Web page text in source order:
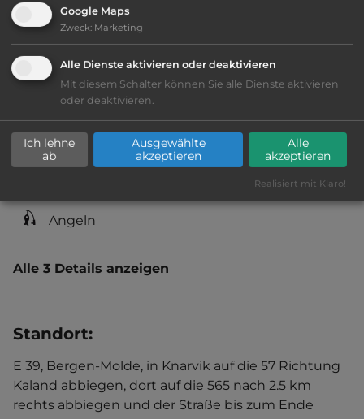
Öffnungszeiten:
Ausstattung:
Lage: sehr schön
Angeln
Alle 3 Details anzeigen
Standort:
E 39, Bergen-Molde, in Knarvik auf die 57 Richtung
Kaland abbiegen, dort auf die 565 nach 2.5 km
rechts abbiegen und der Straße bis zum Ende
Google Maps
Zweck: Marketing
Alle Dienste aktivieren oder deaktivieren
Mit diesem Schalter können Sie alle Dienste aktivieren
oder deaktivieren.
Ich lehne
ab
Ausgewählte
akzeptieren
Alle
akzeptieren
Realisiert mit Klaro!